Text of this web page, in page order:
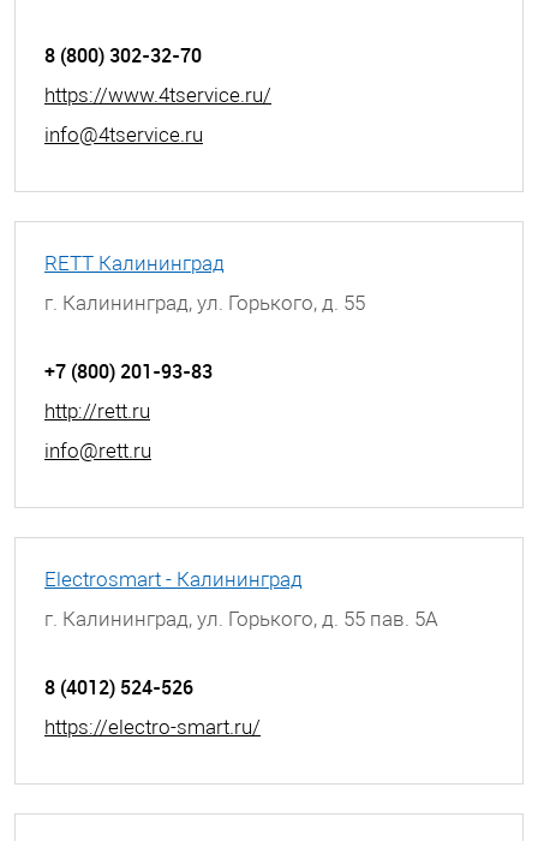
8 (800) 302-32-70
https://www.4tservice.ru/
info@4tservice.ru
RETT Калининград
г. Калининград, ул. Горького, д. 55
+7 (800) 201-93-83
http://rett.ru
info@rett.ru
Electrosmart - Калининград
г. Калининград, ул. Горького, д. 55 пав. 5А
8 (4012) 524-526
https://electro-smart.ru/